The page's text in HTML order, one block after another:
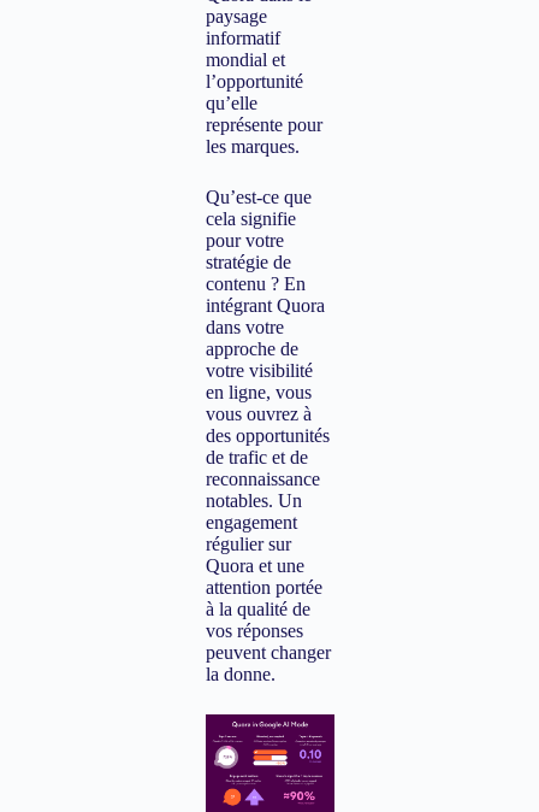
paysage
informatif
mondial et
l’opportunité
qu’elle
représente pour
les marques.
Qu’est-ce que
cela signifie
pour votre
stratégie de
contenu ? En
intégrant Quora
dans votre
approche de
votre visibilité
en ligne, vous
vous ouvrez à
des opportunités
de trafic et de
reconnaissance
notables. Un
engagement
régulier sur
Quora et une
attention portée
à la qualité de
vos réponses
peuvent changer
la donne.